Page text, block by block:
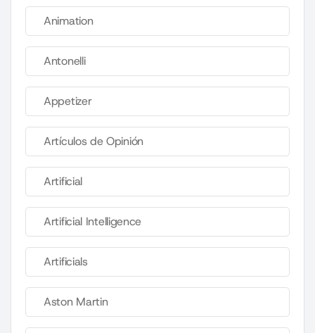
Animation
Antonelli
Appetizer
Artículos de Opinión
Artificial
Artificial Intelligence
Artificials
Aston Martin